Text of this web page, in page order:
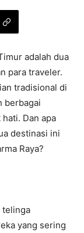
adalah dua
para traveler.
tradisional di
berbagai
Dan apa
destinasi ini
Raya?
telinga
yang sering